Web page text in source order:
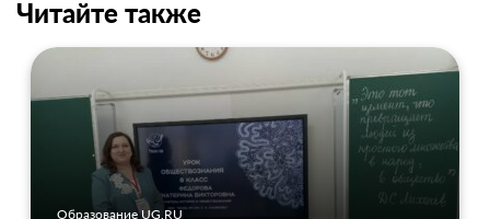
Читайте также
Образование UG.RU